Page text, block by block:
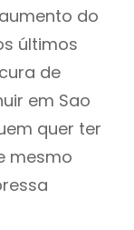
do
últimos
de
em Sao
quer ter
mesmo